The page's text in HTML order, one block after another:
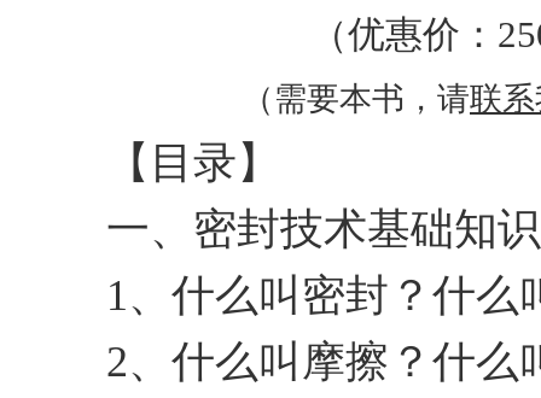
（优惠价：
（需要本书，请联
【目录】
一、密封技术基础知识
1、什么叫密封？什么
2、什么叫摩擦？什么